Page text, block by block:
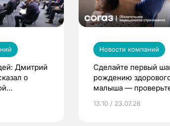
Дмитрий
о
Новости компаний
Сделайте первый
рождению
малыша —
по ОМС!
13:10 / 23.07.26